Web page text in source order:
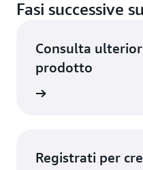
Fasi successive
Consulta
prodotto
Registrati per